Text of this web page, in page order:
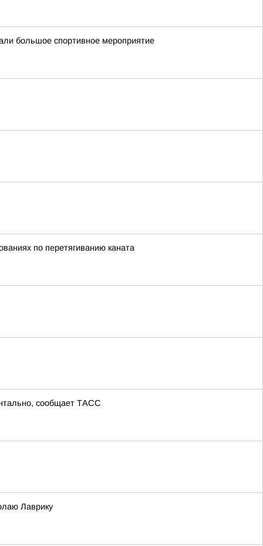
большое спортивное мероприятие
по перетягиванию каната
сообщает ТАСС
Лаврику